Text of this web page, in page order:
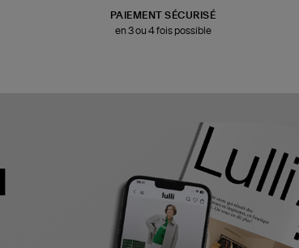
PAIEMENT SÉCURISÉ
en 3 ou 4 fois possible